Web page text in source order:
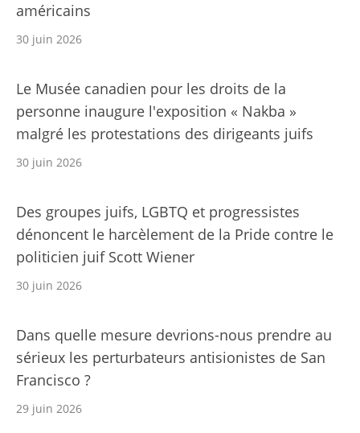
américains
30 juin 2026
Le Musée canadien pour les droits de la
personne inaugure l'exposition « Nakba »
malgré les protestations des dirigeants juifs
30 juin 2026
Des groupes juifs, LGBTQ et progressistes
dénoncent le harcèlement de la Pride contre le
politicien juif Scott Wiener
30 juin 2026
Dans quelle mesure devrions-nous prendre au
sérieux les perturbateurs antisionistes de San
Francisco ?
29 juin 2026